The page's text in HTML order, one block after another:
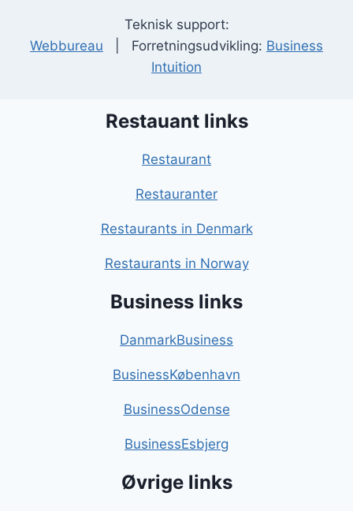
Teknisk support:
Webbureau | Forretningsudvikling: Business
Intuition
Restauant links
Restaurant
Restauranter
Restaurants in Denmark
Restaurants in Norway
Business links
DanmarkBusiness
BusinessKøbenhavn
BusinessOdense
BusinessEsbjerg
Øvrige links